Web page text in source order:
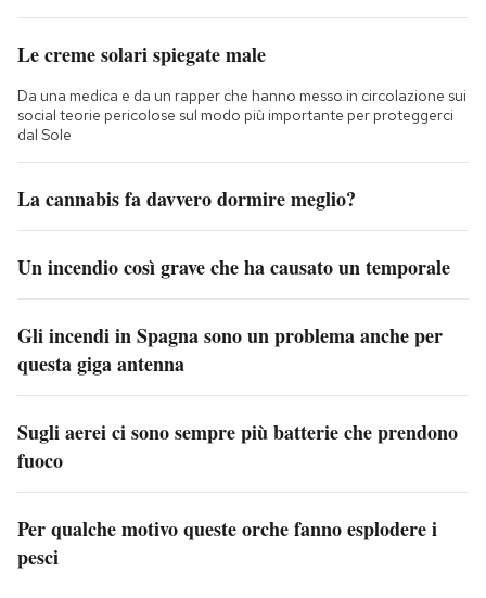
Le creme solari spiegate male
Da una medica e da un rapper che hanno messo in circolazione sui
social teorie pericolose sul modo più importante per proteggerci
dal Sole
La cannabis fa davvero dormire meglio?
Un incendio così grave che ha causato un temporale
Gli incendi in Spagna sono un problema anche per
questa giga antenna
Sugli aerei ci sono sempre più batterie che prendono
fuoco
Per qualche motivo queste orche fanno esplodere i
pesci